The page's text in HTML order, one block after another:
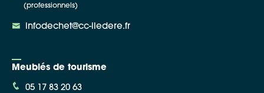
(professionnels)
infodechet@cc-iledere.fr
Meublés de tourisme
05 17 83 20 63